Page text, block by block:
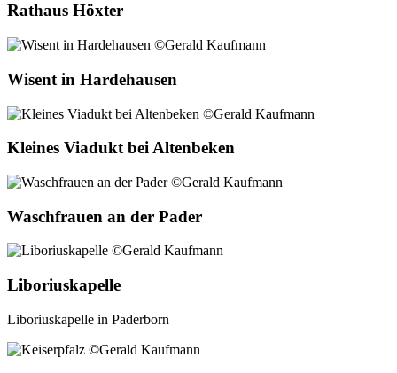
Rathaus Höxter
Wisent in Hardehausen
Kleines Viadukt bei Altenbeken
Waschfrauen an der Pader
Liboriuskapelle
Liboriuskapelle in Paderborn